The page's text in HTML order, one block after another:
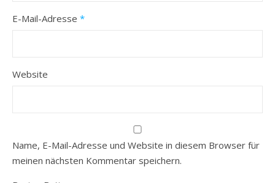
E-Mail-Adresse *
Website
Name, E-Mail-Adresse und Website in diesem Browser für
meinen nächsten Kommentar speichern.